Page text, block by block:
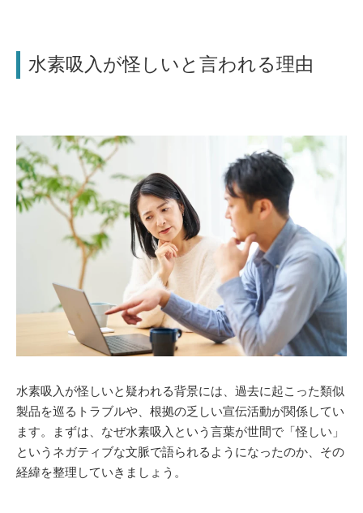
水素吸入が怪しいと言われる理由
水素吸入が怪しいと疑われる背景には、過去に起こった類似
製品を巡るトラブルや、根拠の乏しい宣伝活動が関係してい
ます。まずは、なぜ水素吸入という言葉が世間で「怪しい」
というネガティブな文脈で語られるようになったのか、その
経緯を整理していきましょう。